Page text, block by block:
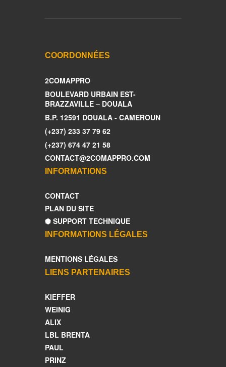
COORDONNÉES
2COMAPPRO
BOULEVARD URBAIN EST-
BRAZZAVILLE – DOUALA
B.P. 12591 DOUALA - CAMEROUN
(+237) 233 37 79 62
(+237) 674 47 21 58
CONTACT@2COMAPPRO.COM
INFORMATIONS
CONTACT
PLAN DU SITE
SUPPORT TECHNIQUE
INFORMATIONS LÉGALES
MENTIONS LÉGALES
LIENS PARTENAIRES
KIEFFER
WEINIG
ALIX
LBL BRENTA
PAUL
PRINZ